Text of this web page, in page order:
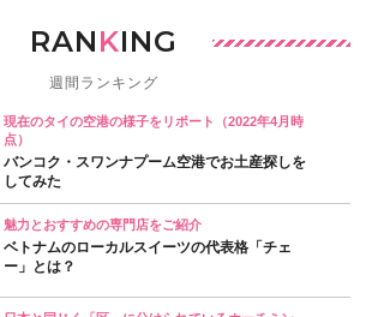
RANKING
週間ランキング
現在のタイの空港の様子をリポート（2022年4月時
点）
バンコク・スワンナプーム空港でお土産探しを
してみた
魅力とおすすめの専門店をご紹介
ベトナムのローカルスイーツの代表格「チェ
ー」とは？